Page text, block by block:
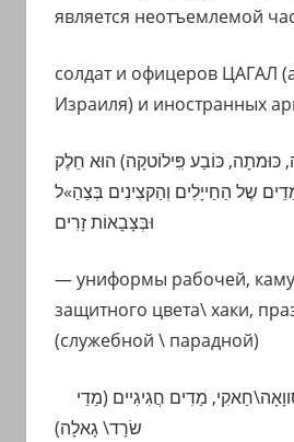
является неотъемлемой
солдат и офицеров ЦАГАЛ
Израиля) и иностранных
כּוּמתָה, כּוֹבַע פִִּילוֹטקָה) הוּא חֵלֶק
שֶל הַחַייָלִים וְהַקצִינִים בְּצַהַ»ל
— униформы рабочей,
защитного цвета\ хаки,
(служебной \ парадной)
מַדִים חֲגִיגִיים (מַדֵי
שׂרָד\ גָאלָה)